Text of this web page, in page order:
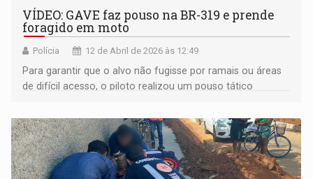
VÍDEO: GAVE faz pouso na BR-319 e prende
foragido em moto
Polícia 12 de Abril de 2026 às 12:49
Para garantir que o alvo não fugisse por ramais ou áreas
de difícil acesso, o piloto realizou um pouso tático